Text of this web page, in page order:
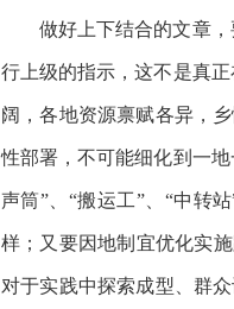
做好上下结合的文章
行上级的指示，这不是真
阔，各地资源禀赋各异，
性部署，不可能细化到一
声筒”、“搬运工”、“中转
样；又要因地制宜优化实
对于实践中探索成型、群